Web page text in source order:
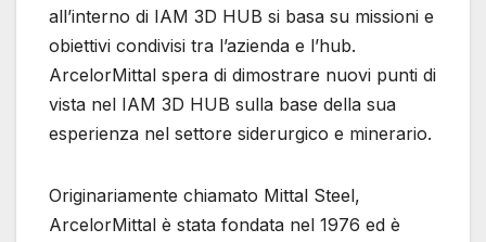
all’interno di IAM 3D HUB si basa su missioni e
obiettivi condivisi tra l’azienda e l’hub.
ArcelorMittal spera di dimostrare nuovi punti di
vista nel IAM 3D HUB sulla base della sua
esperienza nel settore siderurgico e minerario.
Originariamente chiamato Mittal Steel,
ArcelorMittal è stata fondata nel 1976 ed è